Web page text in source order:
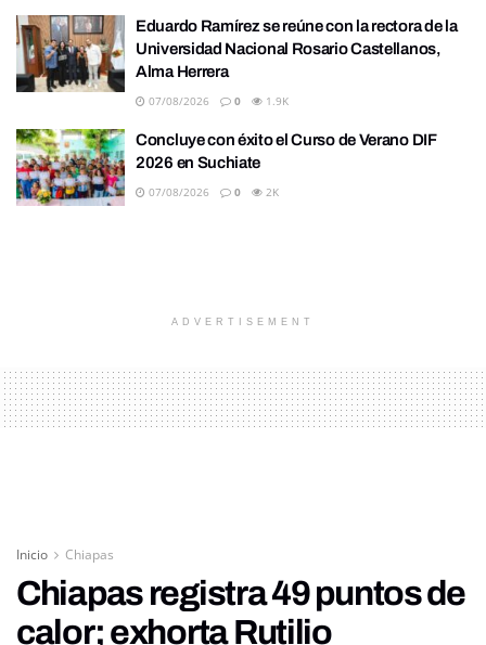
Eduardo Ramírez se reúne con la rectora de la
Universidad Nacional Rosario Castellanos,
Alma Herrera
07/08/2026 0 1.9K
Concluye con éxito el Curso de Verano DIF
2026 en Suchiate
07/08/2026 0 2K
ADVERTISEMENT
Inicio Chiapas
Chiapas registra 49 puntos de
calor; exhorta Rutilio